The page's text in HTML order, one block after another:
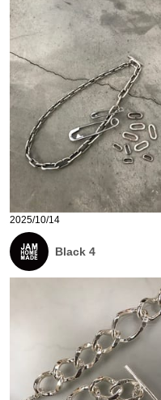
2025/10/14
Black 4